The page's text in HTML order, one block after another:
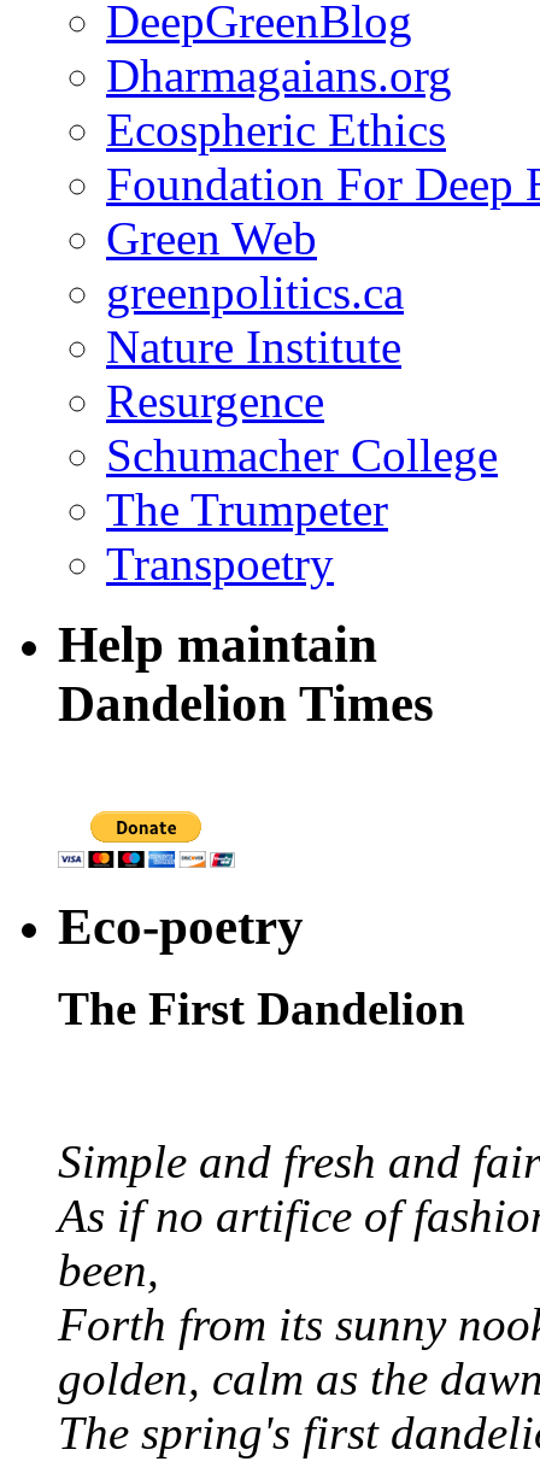
DeepGreenBlog
Dharmagaians.org
Ecospheric Ethics
Foundation For Deep
Green Web
greenpolitics.ca
Nature Institute
Resurgence
Schumacher College
The Trumpeter
Transpoetry
Help maintain
Dandelion Times
Eco-poetry
The First Dandelion
Simple and fresh and
As if no artifice of
been,
Forth from its sunny
golden, calm as the
The spring's first